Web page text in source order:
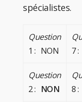
spécialistes.
Question
1 : NON
7 :
Question
2 : NON
8